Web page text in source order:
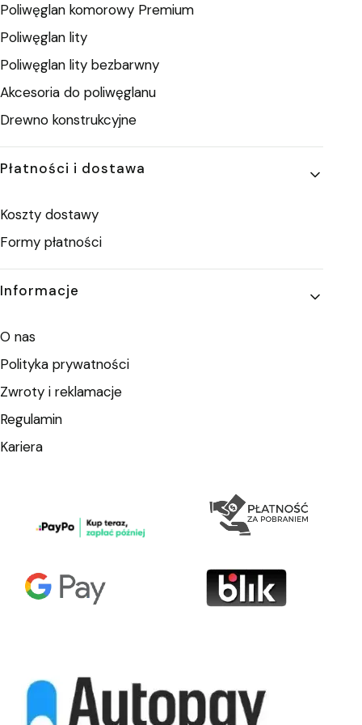
Poliwęglan komorowy Premium
Poliwęglan lity
Poliwęglan lity bezbarwny
Akcesoria do poliwęglanu
Drewno konstrukcyjne
Płatności i dostawa
Koszty dostawy
Formy płatności
Informacje
O nas
Polityka prywatności
Zwroty i reklamacje
Regulamin
Kariera